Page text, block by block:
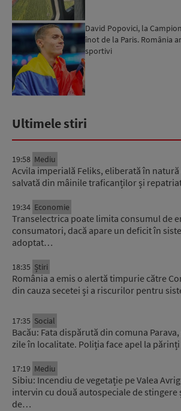
David Popovici, la
înot de la Paris. România
sportivi
Ultimele stiri
19:58 Mediu
Acvila imperială Feliks, eliberată în
salvată din mâinile traficanților și
19:34 Economie
Transelectrica poate limita consumul de
consumatori, dacă apare un deficit în
adoptat…
18:35 Știri
România a emis o alertă timpurie către
din cauza secetei și a riscurilor pentru
17:35 Social
Bacău: Fata dispărută din comuna
zile în localitate. Poliția face apel la
17:19 Mediu
Sibiu: Incendiu de vegetație pe Valea
intervin cu două autospeciale de stingere
de…